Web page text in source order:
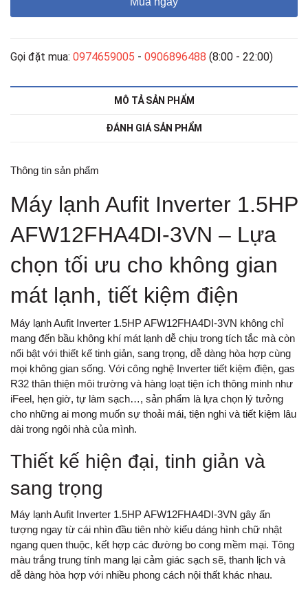
Gọi đặt mua: 0974659005 - 0906896488 (8:00 - 22:00)
MÔ TẢ SẢN PHẨM
ĐÁNH GIÁ SẢN PHẨM
Thông tin sản phẩm
Máy lạnh Aufit Inverter 1.5HP
AFW12FHA4DI-3VN – Lựa
chọn tối ưu cho không gian
mát lạnh, tiết kiệm điện
Máy lạnh Aufit Inverter 1.5HP AFW12FHA4DI-3VN không chỉ
mang đến bầu không khí mát lạnh dễ chịu trong tích tắc mà còn
nổi bật với thiết kế tinh giản, sang trọng, dễ dàng hòa hợp cùng
mọi không gian sống. Với công nghệ Inverter tiết kiệm điện, gas
R32 thân thiện môi trường và hàng loạt tiện ích thông minh như
iFeel, hẹn giờ, tự làm sạch…, sản phẩm là lựa chọn lý tưởng
cho những ai mong muốn sự thoải mái, tiện nghi và tiết kiệm lâu
dài trong ngôi nhà của mình.
Thiết kế hiện đại, tinh giản và
sang trọng
Máy lạnh Aufit Inverter 1.5HP AFW12FHA4DI-3VN gây ấn
tượng ngay từ cái nhìn đầu tiên nhờ kiểu dáng hình chữ nhật
ngang quen thuộc, kết hợp các đường bo cong mềm mại. Tông
màu trắng trung tính mang lại cảm giác sạch sẽ, thanh lịch và
dễ dàng hòa hợp với nhiều phong cách nội thất khác nhau.